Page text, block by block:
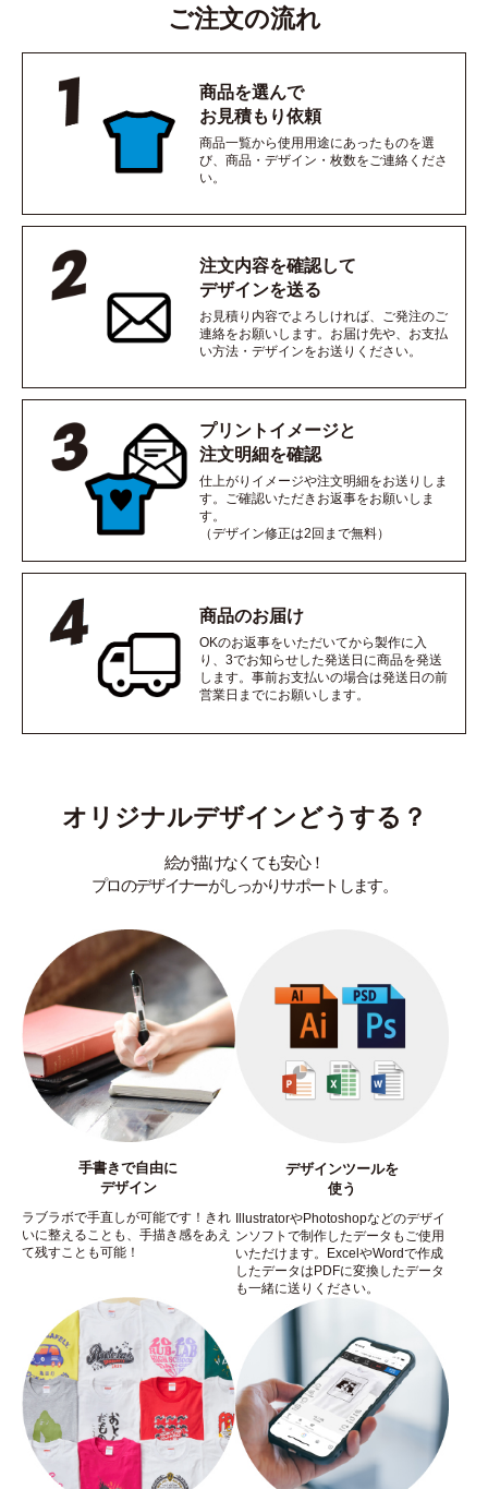
ご注文の流れ
商品を選んで
お見積もり依頼
商品一覧から使用用途にあったものを選
び、商品・デザイン・枚数をご連絡くださ
い。
注文内容を確認して
デザインを送る
お見積り内容でよろしければ、ご発注のご
連絡をお願いします。お届け先や、お支払
い方法・デザインをお送りください。
プリントイメージと
注文明細を確認
仕上がりイメージや注文明細をお送りしま
す。ご確認いただきお返事をお願いしま
す。
（デザイン修正は2回まで無料）
商品のお届け
OKのお返事をいただいてから製作に入
り、3でお知らせした発送日に商品を発送
します。事前お支払いの場合は発送日の前
営業日までにお願いします。
オリジナルデザインどうする？
絵が描けなくても安心！
プロのデザイナーがしっかりサポートします。
手書きで自由に
デザイン
ラブラボで手直しが可能です！きれ
いに整えることも、手描き感をあえ
て残すことも可能！
デザインツールを
使う
IllustratorやPhotoshopなどのデザイ
ンソフトで制作したデータもご使用
いただけます。ExcelやWordで作成
したデータはPDFに変換したデータ
も一緒に送りください。